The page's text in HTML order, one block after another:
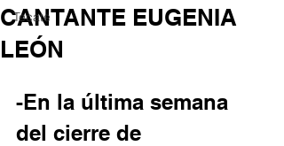
Tecate
CANTANTE EUGENIA
LEÓN
-En la última semana
del cierre de